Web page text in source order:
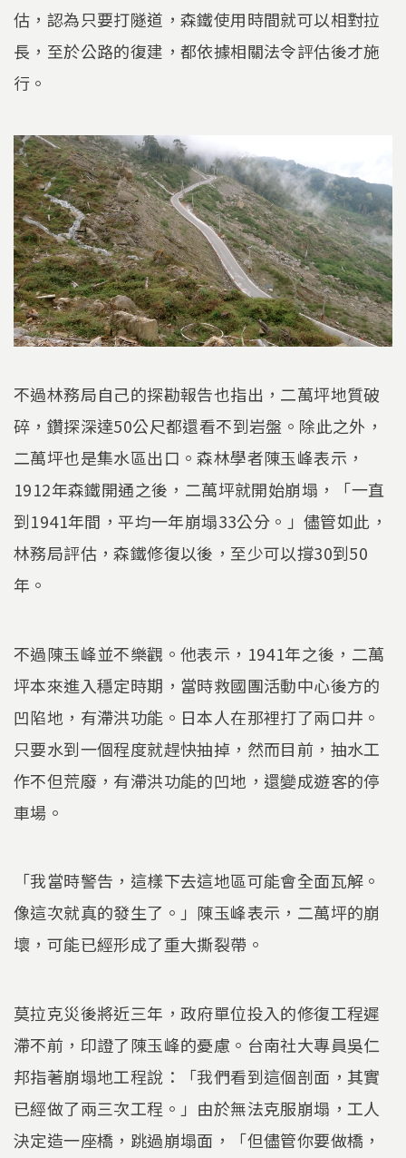
估，認為只要打隧道，森鐵使用時間就可以相對拉
長，至於公路的復建，都依據相關法令評估後才施
行。
不過林務局自己的探勘報告也指出，二萬坪地質破
碎，鑽探深達50公尺都還看不到岩盤。除此之外，
二萬坪也是集水區出口。森林學者陳玉峰表示，
1912年森鐵開通之後，二萬坪就開始崩塌，「一直
到1941年間，平均一年崩塌33公分。」儘管如此，
林務局評估，森鐵修復以後，至少可以撐30到50
年。
不過陳玉峰並不樂觀。他表示，1941年之後，二萬
坪本來進入穩定時期，當時救國團活動中心後方的
凹陷地，有滯洪功能。日本人在那裡打了兩口井。
只要水到一個程度就趕快抽掉，然而目前，抽水工
作不但荒廢，有滯洪功能的凹地，還變成遊客的停
車場。
「我當時警告，這樣下去這地區可能會全面瓦解。
像這次就真的發生了。」陳玉峰表示，二萬坪的崩
壞，可能已經形成了重大撕裂帶。
莫拉克災後將近三年，政府單位投入的修復工程遲
滯不前，印證了陳玉峰的憂慮。台南社大專員吳仁
邦指著崩塌地工程說：「我們看到這個剖面，其實
已經做了兩三次工程。」由於無法克服崩塌，工人
決定造一座橋，跳過崩塌面，「但儘管你要做橋，